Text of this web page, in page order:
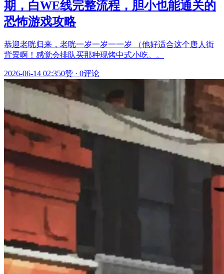
期，白WE线完整流程，胆小也能通关的
恐怖游戏攻略
恭迎老咣归来，老咣一岁一岁一一岁 （他好适合这个唐人街
背景啊！感觉会排队买那种现烤中式小吃。。
2026-06-14 02:350赞 · 0评论